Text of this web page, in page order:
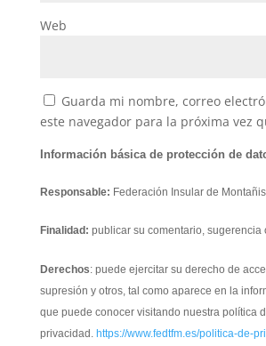
Web
Guarda mi nombre, correo
este navegador para la próxima vez
Información básica de protección de
Responsable: Federación Insular de
Finalidad: publicar su comentario, sugerencia
Derechos: puede ejercitar su derecho de
supresión y otros, tal como aparece en la
que puede conocer visitando nuestra política
privacidad. https://www.fedtfm.es/politica-de-